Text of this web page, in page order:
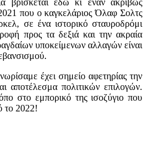
βρίσκεται εδώ κι έναν ακριβώς
που ο καγκελάριος Όλαφ Σολτς
σε ένα ιστορικό σταυροδρόμι
προς τα δεξιά και την ακραία
υποκείμενων αλλαγών είναι
έχει σημείο αφετηρίας την
αποτέλεσμα πολιτικών επιλογών.
στο εμπορικό της ισοζύγιο που
το 2022!